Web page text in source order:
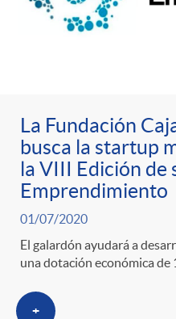
La Fundación
busca la startup
la VIII Edición de
Emprendimiento
01/07/2020
El galardón ayudará a
una dotación económica de
+